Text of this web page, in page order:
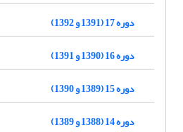
دوره 17 (1391 و 1392)
دوره 16 (1390 و 1391)
دوره 15 (1389 و 1390)
دوره 14 (1388 و 1389)